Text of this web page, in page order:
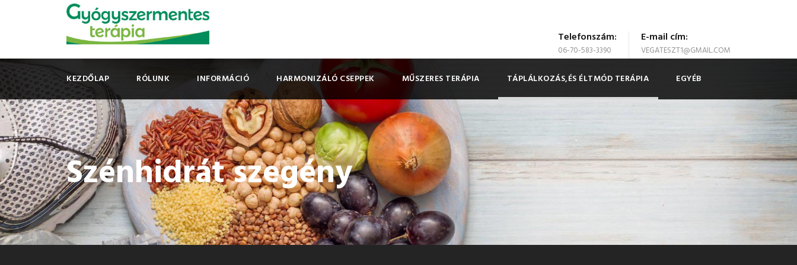
Telefonszám:
06-70-583-3390
E-mail cím:
VEGATESZT1@GMAIL.COM
KEZDŐLAP RÓLUNK INFORMÁCIÓ HARMONIZÁLÓ CSEPPEK MŰSZERES TERÁPIA TÁPLÁLKOZÁS,ÉS ÉLTMÓD TERÁPIA EGYÉB
Szénhidrát szegény